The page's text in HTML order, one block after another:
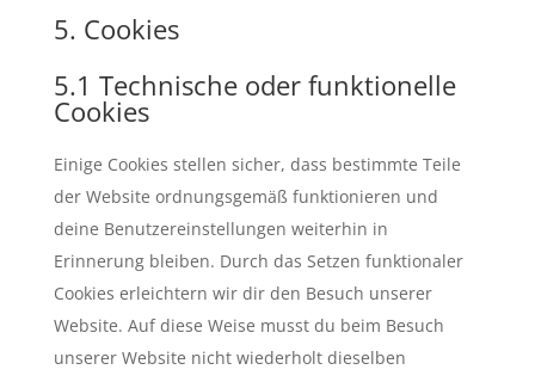
5. Cookies
5.1 Technische oder funktionelle
Cookies
Einige Cookies stellen sicher, dass bestimmte Teile
der Website ordnungsgemäß funktionieren und
deine Benutzereinstellungen weiterhin in
Erinnerung bleiben. Durch das Setzen funktionaler
Cookies erleichtern wir dir den Besuch unserer
Website. Auf diese Weise musst du beim Besuch
unserer Website nicht wiederholt dieselben